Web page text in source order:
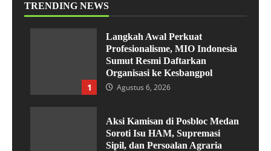
TRENDING NEWS
1
Langkah Awal Perkuat
Profesionalisme, MIO Indonesia
Sumut Resmi Daftarkan
Organisasi ke Kesbangpol
Agustus 6, 2026
Aksi Kamisan di Posbloc Medan
Soroti Isu HAM, Supremasi
Sipil, dan Persoalan Agraria